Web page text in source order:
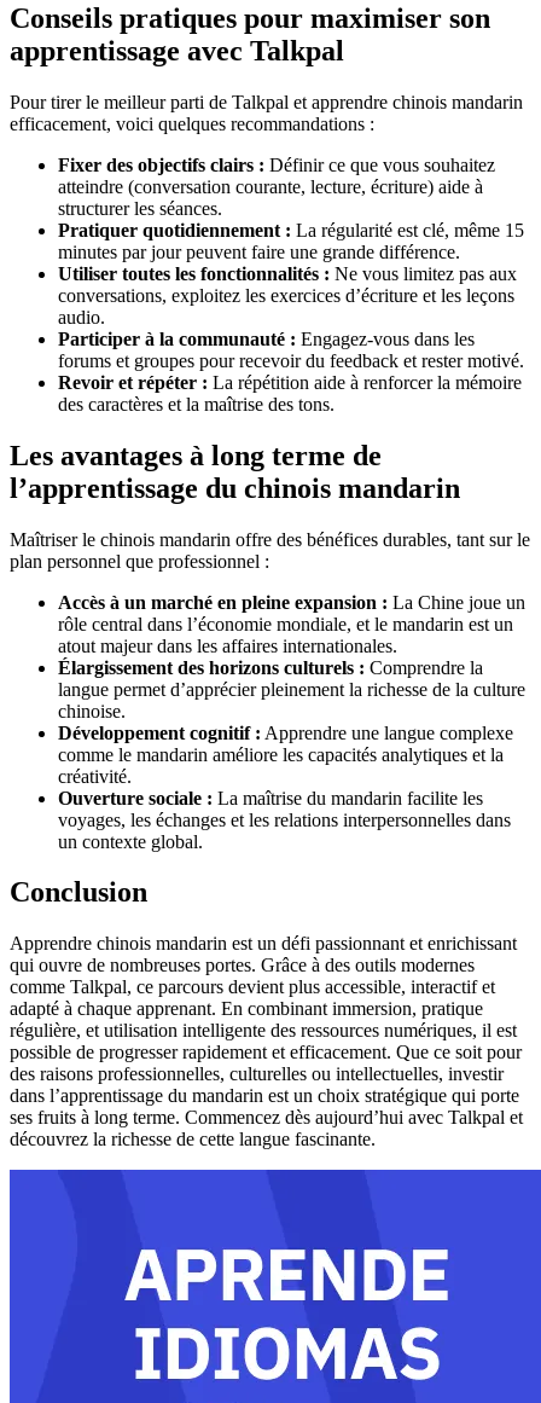
Conseils pratiques pour maximiser son
apprentissage avec Talkpal
Pour tirer le meilleur parti de Talkpal et apprendre chinois mandarin
efficacement, voici quelques recommandations :
Fixer des objectifs clairs : Définir ce que vous souhaitez
atteindre (conversation courante, lecture, écriture) aide à
structurer les séances.
Pratiquer quotidiennement : La régularité est clé, même 15
minutes par jour peuvent faire une grande différence.
Utiliser toutes les fonctionnalités : Ne vous limitez pas aux
conversations, exploitez les exercices d’écriture et les leçons
audio.
Participer à la communauté : Engagez-vous dans les
forums et groupes pour recevoir du feedback et rester motivé.
Revoir et répéter : La répétition aide à renforcer la mémoire
des caractères et la maîtrise des tons.
Les avantages à long terme de
l’apprentissage du chinois mandarin
Maîtriser le chinois mandarin offre des bénéfices durables, tant sur le
plan personnel que professionnel :
Accès à un marché en pleine expansion : La Chine joue un
rôle central dans l’économie mondiale, et le mandarin est un
atout majeur dans les affaires internationales.
Élargissement des horizons culturels : Comprendre la
langue permet d’apprécier pleinement la richesse de la culture
chinoise.
Développement cognitif : Apprendre une langue complexe
comme le mandarin améliore les capacités analytiques et la
créativité.
Ouverture sociale : La maîtrise du mandarin facilite les
voyages, les échanges et les relations interpersonnelles dans
un contexte global.
Conclusion
Apprendre chinois mandarin est un défi passionnant et enrichissant
qui ouvre de nombreuses portes. Grâce à des outils modernes
comme Talkpal, ce parcours devient plus accessible, interactif et
adapté à chaque apprenant. En combinant immersion, pratique
régulière, et utilisation intelligente des ressources numériques, il est
possible de progresser rapidement et efficacement. Que ce soit pour
des raisons professionnelles, culturelles ou intellectuelles, investir
dans l’apprentissage du mandarin est un choix stratégique qui porte
ses fruits à long terme. Commencez dès aujourd’hui avec Talkpal et
découvrez la richesse de cette langue fascinante.